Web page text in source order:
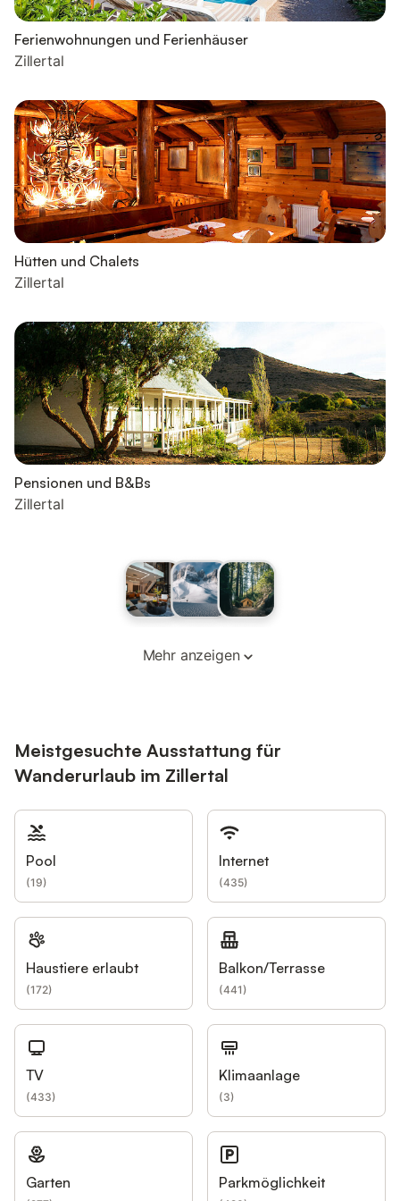
Ferienwohnungen und Ferienhäuser
Zillertal
Hütten und Chalets
Zillertal
Pensionen und B&Bs
Zillertal
Mehr anzeigen
Meistgesuchte Ausstattung für
Wanderurlaub im Zillertal
Pool
(19)
Internet
(435)
Haustiere erlaubt
(172)
Balkon/Terrasse
(441)
TV
(433)
Klimaanlage
(3)
Garten Parkmöglichkeit